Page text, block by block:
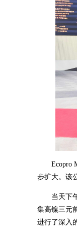
Ecopro
步扩大。该
当天下
集高镍三元
进行了深入